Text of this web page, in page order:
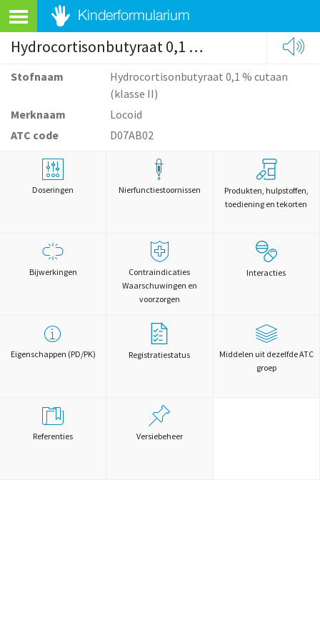
Hydrocortisonbutyraat 0,1 % cutaan (klasse II)
Stofnaam
Hydrocortisonbutyraat 0,1 % cutaan
(klasse II)
Merknaam
Locoid
ATC code
D07AB02
Doseringen Nierfunctiestoornissen
Produkten, hulpstoffen,
toediening en tekorten
Bijwerkingen
Contraindicaties
Waarschuwingen en
voorzorgen
Interacties
Eigenschappen (PD/PK) Registratiestatus
Middelen uit dezelfde ATC
groep
Referenties Versiebeheer